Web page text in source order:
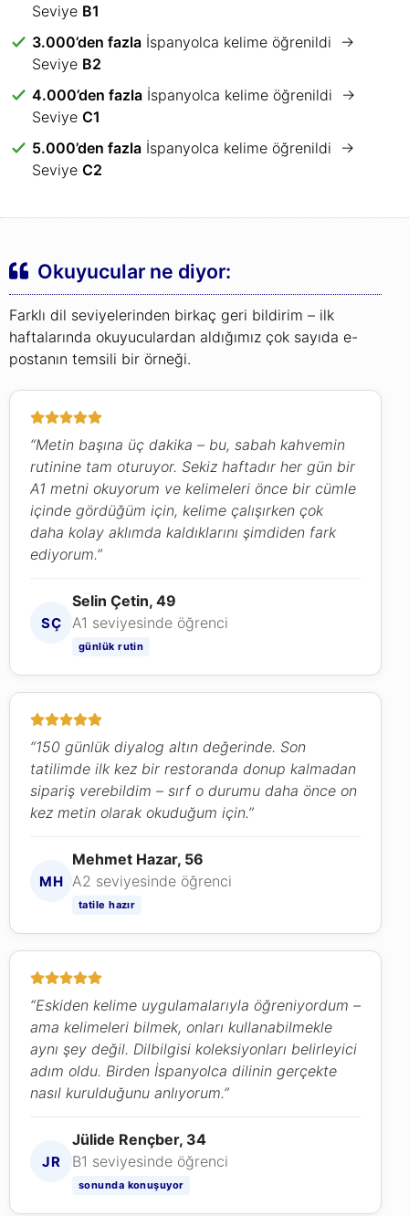
Seviye B1
3.000’den fazla İspanyolca kelime öğrenildi →
Seviye B2
4.000’den fazla İspanyolca kelime öğrenildi →
Seviye C1
5.000’den fazla İspanyolca kelime öğrenildi →
Seviye C2
Okuyucular ne diyor:
Farklı dil seviyelerinden birkaç geri bildirim – ilk
haftalarında okuyuculardan aldığımız çok sayıda e-
postanın temsili bir örneği.
“Metin başına üç dakika – bu, sabah kahvemin
rutinine tam oturuyor. Sekiz haftadır her gün bir
A1 metni okuyorum ve kelimeleri önce bir cümle
içinde gördüğüm için, kelime çalışırken çok
daha kolay aklımda kaldıklarını şimdiden fark
ediyorum.”
SÇ
Selin Çetin, 49
A1 seviyesinde öğrenci
günlük rutin
“150 günlük diyalog altın değerinde. Son
tatilimde ilk kez bir restoranda donup kalmadan
sipariş verebildim – sırf o durumu daha önce on
kez metin olarak okuduğum için.”
MH
Mehmet Hazar, 56
A2 seviyesinde öğrenci
tatile hazır
“Eskiden kelime uygulamalarıyla öğreniyordum –
ama kelimeleri bilmek, onları kullanabilmekle
aynı şey değil. Dilbilgisi koleksiyonları belirleyici
adım oldu. Birden İspanyolca dilinin gerçekte
nasıl kurulduğunu anlıyorum.”
JR
Jülide Rençber, 34
B1 seviyesinde öğrenci
sonunda konuşuyor